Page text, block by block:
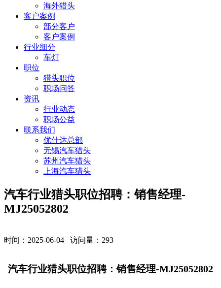
海外猎头
客户案例
部分客户
客户案例
行业细分
车灯
职位
猎头职位
职场问答
资讯
行业动态
职场公益
联系我们
优仕达总部
无锡汽车猎头
苏州汽车猎头
上海汽车猎头
汽车行业猎头职位招聘：销售经理-
MJ25052802
时间：2025-06-04 访问量： 293
汽车行业猎头职位招聘：销售经理-MJ25052802